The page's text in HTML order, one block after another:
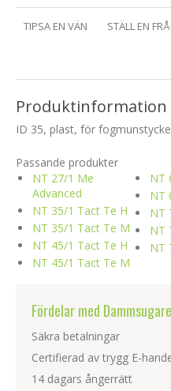
TIPSA EN VÄN STÄLL EN
Produktinformation
ID 35, plast, för
Passande produkter
NT 27/1 Me
Advanced
NT 35/1 Tact Te H
NT 35/1 Tact Te M
NT 45/1 Tact Te H
NT 45/1 Tact Te M
NT
NT
NT
NT
NT
Fördelar med
Säkra betalningar
Certifierad av trygg E-
14 dagars ångerrätt